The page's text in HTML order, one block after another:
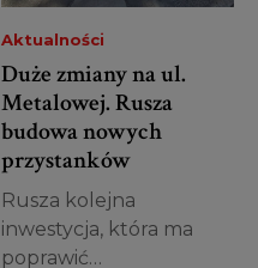
Aktualności
Duże zmiany na ul.
Metalowej. Rusza
budowa nowych
przystanków
Rusza kolejna
inwestycja, która ma
poprawić